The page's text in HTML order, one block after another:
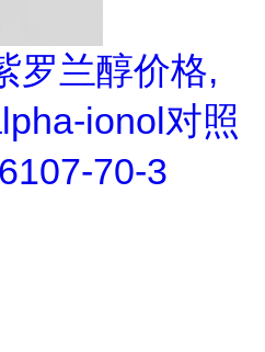
罗兰醇价格,
ionol对照
70-3